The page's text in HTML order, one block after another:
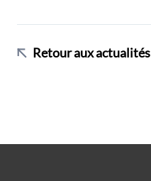
Retour aux actualités